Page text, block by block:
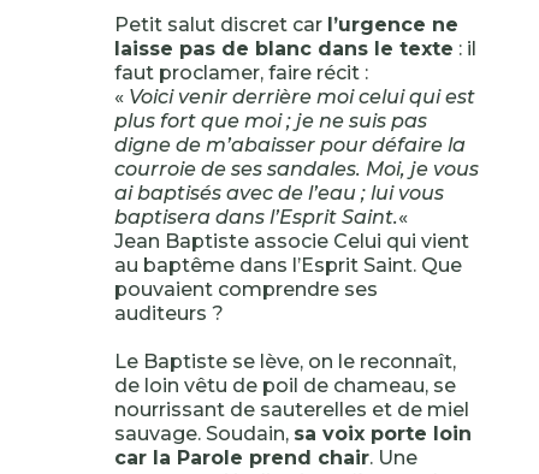
Petit salut discret car l’urgence ne
laisse pas de blanc dans le texte : il
faut proclamer, faire récit :
« Voici venir derrière moi celui qui est
plus fort que moi ; je ne suis pas
digne de m’abaisser pour défaire la
courroie de ses sandales. Moi, je vous
ai baptisés avec de l’eau ; lui vous
baptisera dans l’Esprit Saint.«
Jean Baptiste associe Celui qui vient
au baptême dans l’Esprit Saint. Que
pouvaient comprendre ses
auditeurs ?
Le Baptiste se lève, on le reconnaît,
de loin vêtu de poil de chameau, se
nourrissant de sauterelles et de miel
sauvage. Soudain, sa voix porte loin
car la Parole prend chair. Une